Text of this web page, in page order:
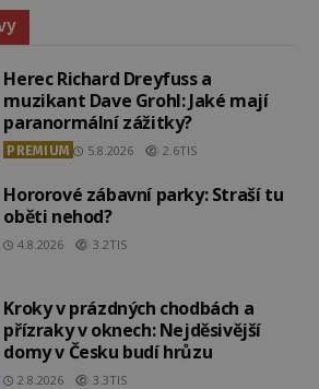
Herec Richard Dreyfuss a
muzikant Dave Grohl: Jaké mají
paranormální zážitky?
PREMIUM 5.8.2026 2.6TIS
Hororové zábavní parky: Straší tu
oběti nehod?
4.8.2026 3.2TIS
Kroky v prázdných chodbách a
přízraky v oknech: Nejděsivější
domy v Česku budí hrůzu
2.8.2026 3.3TIS